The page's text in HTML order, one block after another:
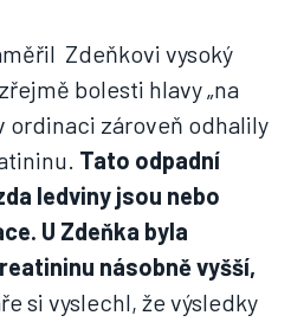
Zdeňkovi vysoký
bolesti hlavy „na
ordinaci zároveň odhalily
Tato odpadní
ledviny jsou nebo
U Zdeňka byla
násobně vyšší,
si vyslechl, že výsledky